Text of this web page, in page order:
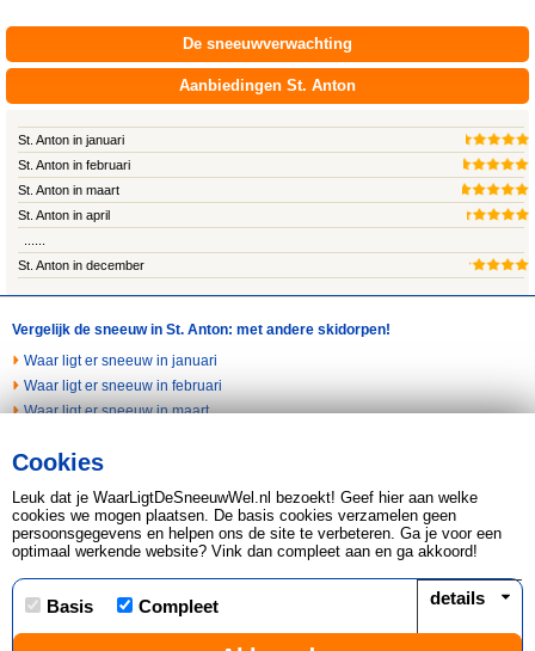
De sneeuwverwachting
Aanbiedingen St. Anton
St. Anton in januari
St. Anton in februari
St. Anton in maart
St. Anton in april
St. Anton in december
Vergelijk de sneeuw in St. Anton: met andere skidorpen!
Waar ligt er sneeuw in januari
Waar ligt er sneeuw in februari
Waar ligt er sneeuw in maart
Waar ligt er sneeuw in november
Last minute naar de sneeuw
Disclaimer, Privacy & Cookie statement
Cookies
Leuk dat je WaarLigtDeSneeuwWel.nl bezoekt! Geef hier aan welke
cookies we mogen plaatsen. De basis cookies verzamelen geen
persoonsgegevens en helpen ons de site te verbeteren. Ga je voor een
optimaal werkende website? Vink dan compleet aan en ga akkoord!
Basis Compleet details